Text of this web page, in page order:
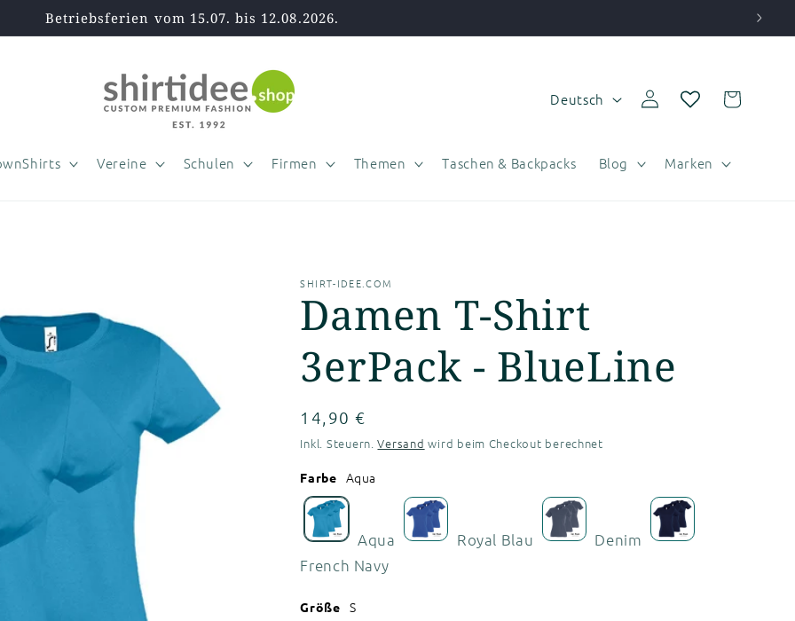
Betriebsferien vom 15.07. bis 12.08.2026.
Vereine Schulen Firmen Themen Taschen & Backpacks Blog Marken
S
r
Deutsch Einloggen Warenkorb
SHIRT-IDEE.COM
Damen T-Shirt
3erPack - BlueLine
Normaler
Preis
14,90 €
Inkl. Steuern.Versand wird beim Checkout berechnet
Farbe Aqua
Aqua Royal Blau
Denim
French Navy
Größe
S